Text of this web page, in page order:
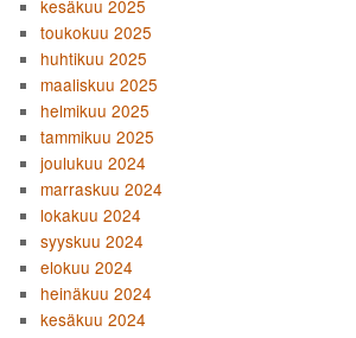
kesäkuu 2025
toukokuu 2025
huhtikuu 2025
maaliskuu 2025
helmikuu 2025
tammikuu 2025
joulukuu 2024
marraskuu 2024
lokakuu 2024
syyskuu 2024
elokuu 2024
heinäkuu 2024
kesäkuu 2024